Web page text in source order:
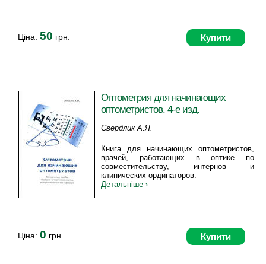
Купити
Ціна: 50 грн.
Оптометрия для начинающих
оптометристов. 4-е изд.
Свердлик А.Я.
Книга для начинающих оптометристов,
врачей, работающих в оптике по
совместительству, интернов и
клинических ординаторов.
Детальніше ›
Купити
Ціна: 0 грн.